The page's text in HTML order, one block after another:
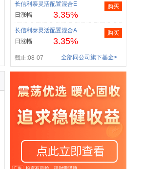
长信利泰灵活配置混合E
日涨幅
3.35%
购买
长信利泰灵活配置混合A
日涨幅
3.35%
购买
截止:08-07 全部同公司旗下基金>